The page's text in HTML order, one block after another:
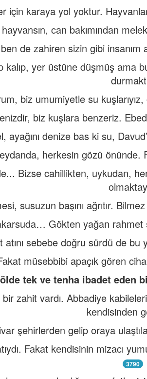
için karaya yol yoktur.
can bakımından
de zahiren sizin gibi
kalıp, yer üstüne düşmüş ama
biz umumiyetle su
biz kuşlara benzeriz.
ayağını denize bas ki su,
herkesin gözü önünde.
Bizse cahillikten, uykudan,
susuzun başını ağrıtır.
Gökten yağan rahmet
atını sebebe doğru sürdü de
müsebbibi apaçık gören
tek ve tenha ibadet eden
bir zahit vardı. Abbadiye
kendisinden
şehirlerden gelip oraya
Fakat kendisinin mizacı
3790